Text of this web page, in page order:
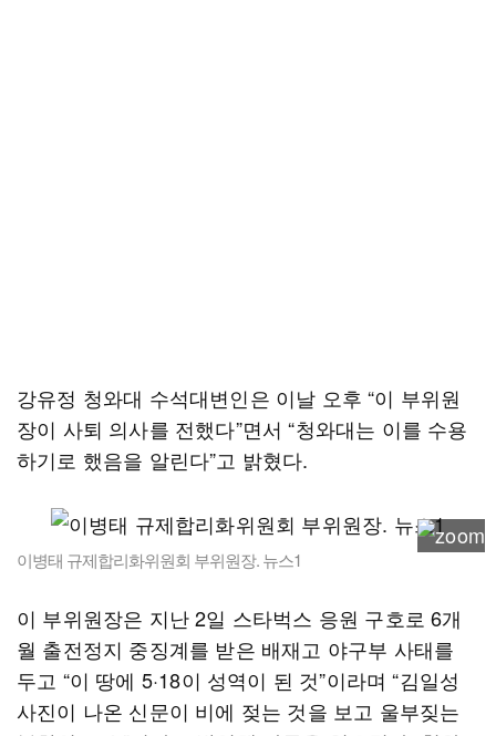
강유정 청와대 수석대변인은 이날 오후 “이 부위원
장이 사퇴 의사를 전했다”면서 “청와대는 이를 수용
하기로 했음을 알린다”고 밝혔다.
이병태 규제합리화위원회 부위원장. 뉴스1
이 부위원장은 지난 2일 스타벅스 응원 구호로 6개
월 출전정지 중징계를 받은 배재고 야구부 사태를
두고 “이 땅에 5·18이 성역이 된 것”이라며 “김일성
사진이 나온 신문이 비에 젖는 것을 보고 울부짖는